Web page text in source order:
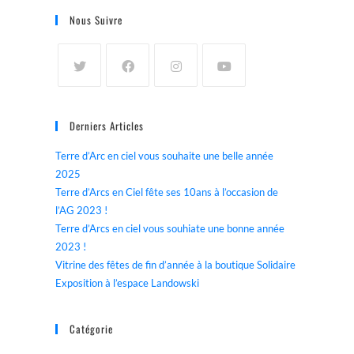
Nous Suivre
Derniers Articles
Terre d’Arc en ciel vous souhaite une belle année
2025
Terre d’Arcs en Ciel fête ses 10ans à l’occasion de
l’AG 2023 !
Terre d’Arcs en ciel vous souhiate une bonne année
2023 !
Vitrine des fêtes de fin d’année à la boutique Solidaire
Exposition à l’espace Landowski
Catégorie